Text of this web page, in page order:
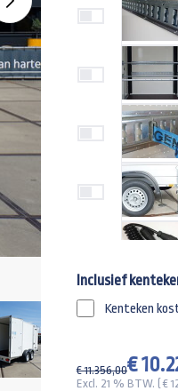
Inclusief
Kenteken
€ 11.356,00€
Excl. 21 % BTW. ( €